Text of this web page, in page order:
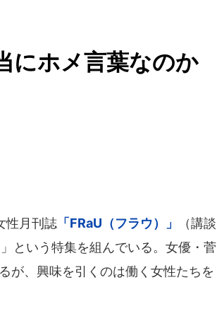
にホメ言葉なのか
性月刊誌 「FRaU（フラウ）」
（講談
という特集を組んでいる。女優・菅
が、興味を引くのは働く女性たちを